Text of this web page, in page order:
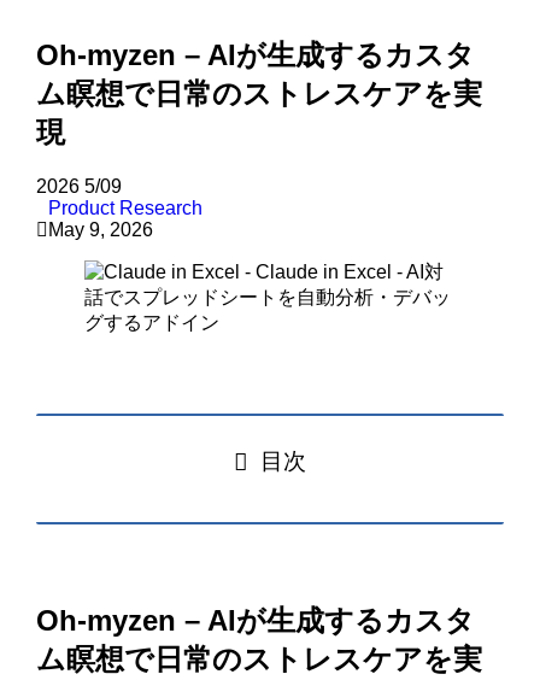
Oh-myzen – AIが生成するカスタ
ム瞑想で日常のストレスケアを実
現
2026 5/09
Product Research
May 9, 2026
目次
Oh-myzen – AIが生成するカスタ
ム瞑想で日常のストレスケアを実